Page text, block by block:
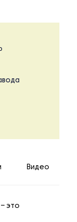
Видео
это